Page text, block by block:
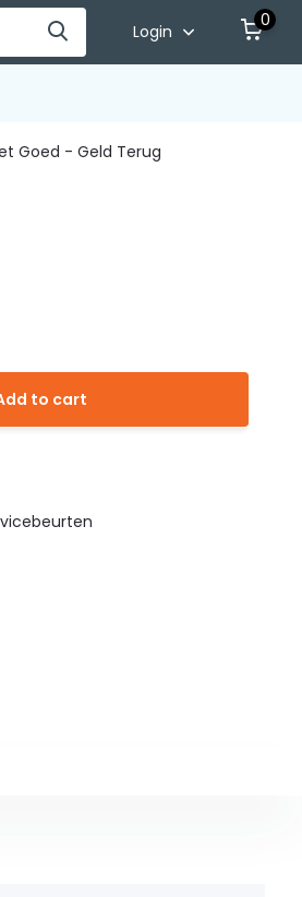
Login
0
Goed - Geld Terug
to cart